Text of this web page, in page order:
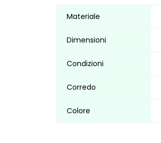
Materiale
Dimensioni
Condizioni
Corredo
Colore